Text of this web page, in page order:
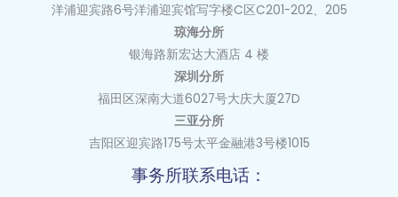
洋浦迎宾路6号洋浦迎宾馆写字楼C区C201-202、205
琼海分所
银海路新宏达大酒店 4 楼
深圳分所
福田区深南大道6027号大庆大厦27D
三亚分所
吉阳区迎宾路175号太平金融港3号楼1015
事务所联系电话：